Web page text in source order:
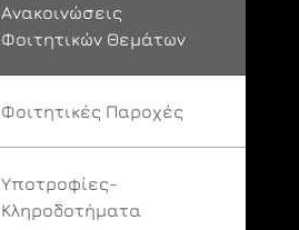
Ανακοινώσεις
Φοιτητικών Θεμάτων
Φοιτητικές Παροχές
Υποτροφίες-
Κληροδοτήματα